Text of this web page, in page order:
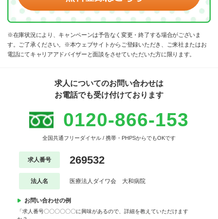
※在庫状況により、キャンペーンは予告なく変更・終了する場合がございま
す。ご了承ください。※本ウェブサイトからご登録いただき、ご来社またはお
電話にてキャリアアドバイザーと面談をさせていただいた方に限ります。
求人についてのお問い合わせは
お電話でも受け付けております
0120-866-153
全国共通フリーダイヤル / 携帯・PHPSからでもOKです
求人番号 269532
法人名 医療法人ダイワ会 大和病院
お問い合わせの例
「求人番号〇〇〇〇〇〇に興味があるので、詳細を教えていただけます